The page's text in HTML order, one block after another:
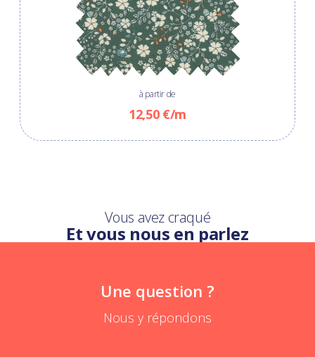
à partir de
12,50 €/m
Vous avez craqué
Et vous nous en parlez
Une question ?
Nous y répondons